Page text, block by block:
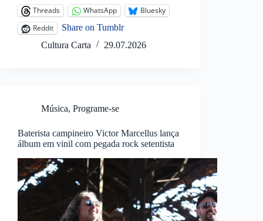
Threads
WhatsApp
Bluesky
Reddit
Share on Tumblr
Cultura Carta
29.07.2026
Música, Programe-se
Baterista campineiro Victor Marcellus lança
álbum em vinil com pegada rock setentista